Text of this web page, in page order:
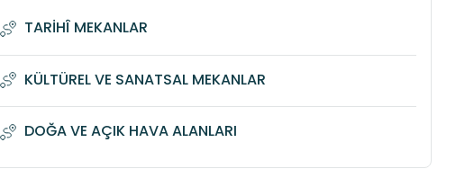
TARİHÎ MEKANLAR
KÜLTÜREL VE SANATSAL MEKANLAR
DOĞA VE AÇIK HAVA ALANLARI